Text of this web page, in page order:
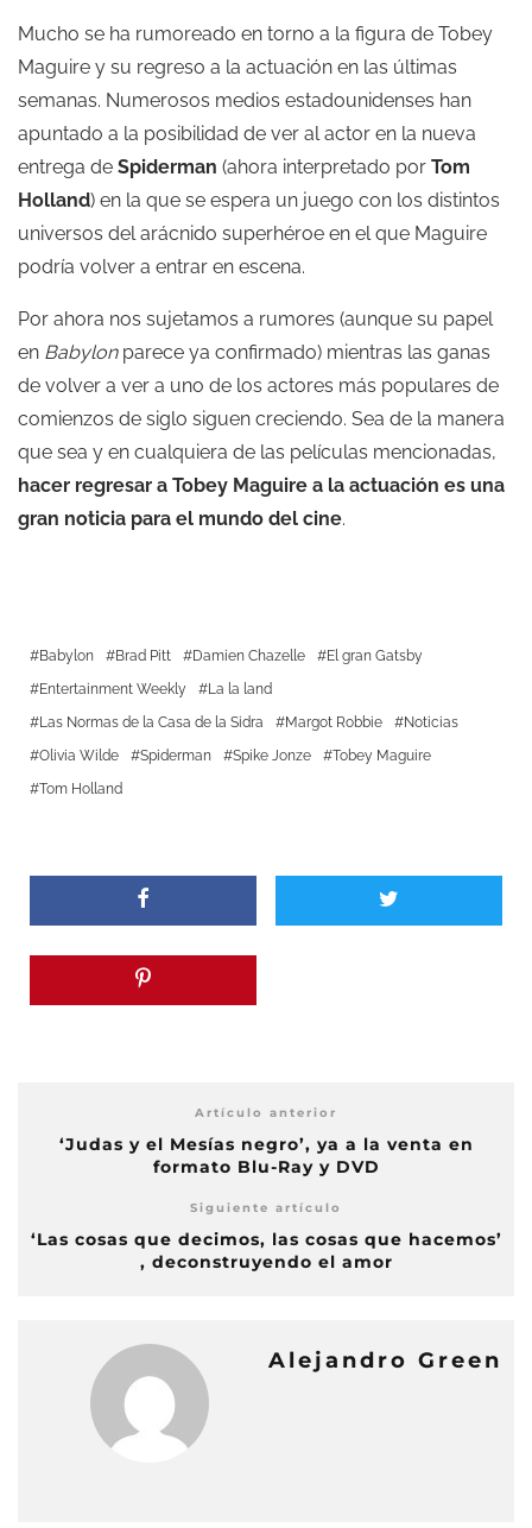
Mucho se ha rumoreado en torno a la figura de Tobey
Maguire y su regreso a la actuación en las últimas
semanas. Numerosos medios estadounidenses han
apuntado a la posibilidad de ver al actor en la nueva
entrega de Spiderman (ahora interpretado por Tom
Holland) en la que se espera un juego con los distintos
universos del arácnido superhéroe en el que Maguire
podría volver a entrar en escena.
Por ahora nos sujetamos a rumores (aunque su papel
en Babylonparece ya confirmado) mientras las ganas
de volver a ver a uno de los actores más populares de
comienzos de siglo siguen creciendo. Sea de la manera
que sea y en cualquiera de las películas mencionadas,
hacer regresar a Tobey Maguire a la actuación es una
gran noticia para el mundo del cine.
Babylon Brad Pitt Damien Chazelle
El gran Gatsby
Entertainment Weekly
La la land
Las Normas de la Casa de la Sidra
Margot Robbie
Noticias
Olivia Wilde
Spiderman Spike Jonze
Tobey Maguire
Tom Holland
Artículo anterior
‘Judas y el Mesías negro’, ya a la venta en
formato Blu-Ray y DVD
Siguiente artículo
‘Las cosas que decimos, las cosas que hacemos’
, deconstruyendo el amor
Alejandro Green